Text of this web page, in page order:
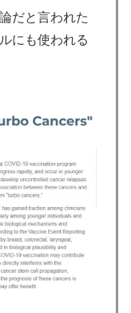
だと言われた
にも使われる